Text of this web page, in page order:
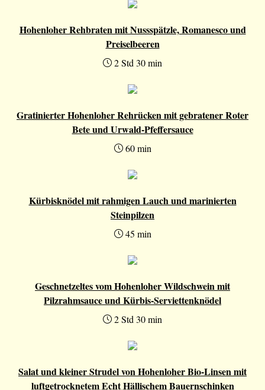
Hohenloher Rehbraten mit Nussspätzle, Romanesco und
Preiselbeeren
2 Std 30 min
Gratinierter Hohenloher Rehrücken mit gebratener Roter
Bete und Urwald-Pfeffersauce
60 min
Kürbisknödel mit rahmigen Lauch und marinierten
Steinpilzen
45 min
Geschnetzeltes vom Hohenloher Wildschwein mit
Pilzrahmsauce und Kürbis-Serviettenknödel
2 Std 30 min
Salat und kleiner Strudel von Hohenloher Bio-Linsen mit
luftgetrocknetem Echt Hällischem Bauernschinken